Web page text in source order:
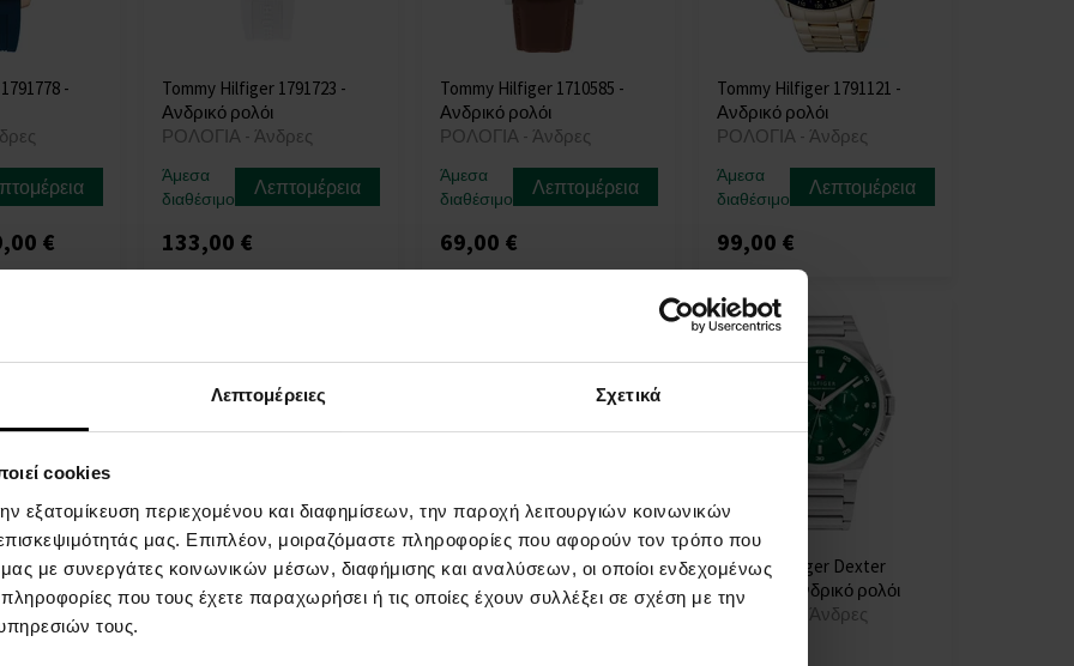
Λεπτομέρειες Σχετικά
cookies
εξατομίκευση περιεχομένου και διαφημίσεων, την παροχή λειτουργιών κοινωνικών
μας. Επιπλέον, μοιραζόμαστε πληροφορίες που αφορούν τον τρόπο που
μας με συνεργάτες κοινωνικών μέσων, διαφήμισης και αναλύσεων, οι οποίοι ενδεχομένως
που τους έχετε παραχωρήσει ή τις οποίες έχουν συλλέξει σε σχέση με την
τους.
-
€
Tommy Hilfiger 1791723 -
Ανδρικό ρολόι
ΡΟΛΟΓΙΑ - Άνδρες
Άμεσα
διαθέσιμο
Λεπτομέρεια
133,00 €
Tommy Hilfiger 1710585 -
Ανδρικό ρολόι
ΡΟΛΟΓΙΑ - Άνδρες
Άμεσα
διαθέσιμο
Λεπτομέρεια
69,00 €
Tommy Hilfiger 1791121 -
Ανδρικό ρολόι
ΡΟΛΟΓΙΑ - Άνδρες
Άμεσα
διαθέσιμο
Λεπτομέρεια
99,00 €
-
Tommy Hilfiger 1710403 -
Unisex ρολόι
ΡΟΛΟΓΙΑ - Για Άνδρες Και
Tommy Hilfiger 1791968 -
Ανδρικό ρολόι
ΡΟΛΟΓΙΑ - Άνδρες
Tommy Hilfiger Dexter
1792088 - Ανδρικό ρολόι
ΡΟΛΟΓΙΑ - Άνδρες